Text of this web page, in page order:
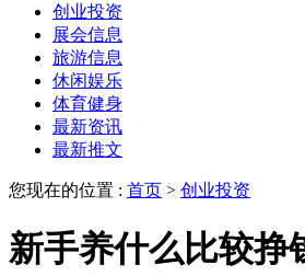
创业投资
展会信息
旅游信息
休闲娱乐
体育健身
最新资讯
最新推文
您现在的位置 : 首页 > 创业投资
新手养什么比较挣